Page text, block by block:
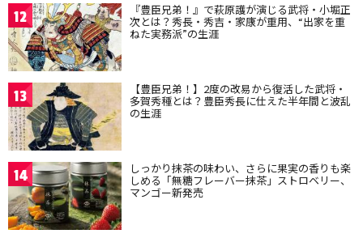
12 『豊臣兄弟！』で萩原護が演じる武将・小堀正
次とは？秀長・秀吉・家康が重用、“出家を重
ねた実務派”の生涯
13 【豊臣兄弟！】2度の改易から復活した武将・
多賀秀種とは？豊臣秀長に仕えた半年間と波乱
の生涯
14 しっかり抹茶の味わい、さらに果実の香りも楽
しめる「無糖フレーバー抹茶」ストロベリー、
マンゴー新発売